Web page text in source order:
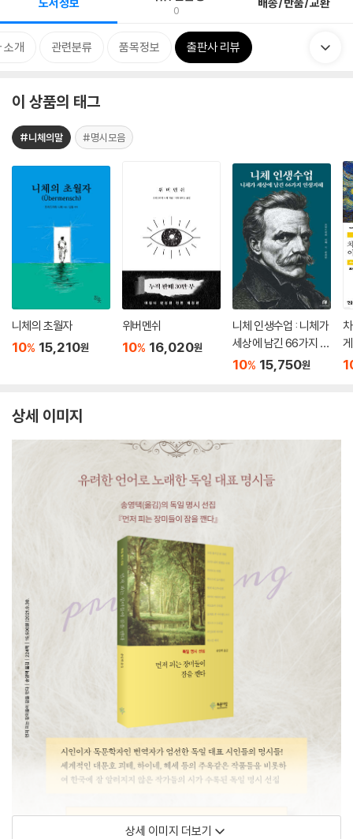
0
소개 관련분류 품목정보 출판사 리뷰
이 상품의 태그
#니체의말 #명시모음
니체의 초월자
10% 15,210원
위버멘쉬
10% 16,020원
니체 인생수업 : 니체가
세상에 남긴 66가지 인
생지혜 (리커버 에디
10% 15,750원
상세 이미지
상세 이미지 더보기